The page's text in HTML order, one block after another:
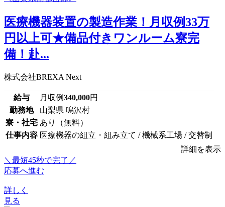
医療機器装置の製造作業！月収例33万
円以上可★備品付きワンルーム寮完
備！赴...
株式会社BREXA Next
給与 月収例340,000円
勤務地
山梨県 鳴沢村
寮・社宅 あり（無料）
仕事内容 医療機器の組立・組み立て / 機械系工場 / 交替制
詳細を表示
＼最短45秒で完了／
応募へ進む
詳しく
見る